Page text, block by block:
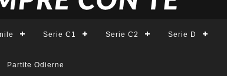
Serie C1 Serie C2 Serie D
Partite Odierne